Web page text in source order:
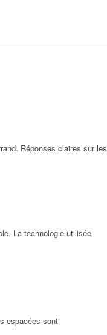
Réponses claires sur les
La technologie utilisée
espacées sont